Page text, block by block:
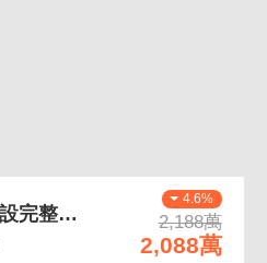
4.6%
2,188萬
2,088萬
鄭子寮遠雄北府苑公設完整朝東三房配B1平面大車位